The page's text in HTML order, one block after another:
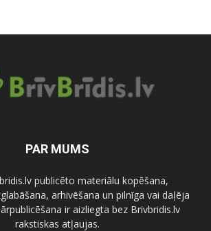
PAR MUMS
publicēto materiālu kopēšana,
arhivēšana un pilnīga vai daļēja
ir aizliegta bez Brivbridis.lv
rakstiskas atļaujas.